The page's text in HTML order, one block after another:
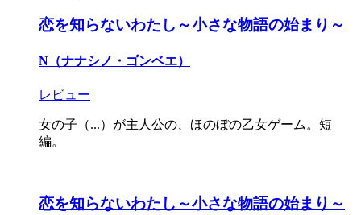
恋を知らないわたし～小さな物語の始まり～
N（ナナシノ・ゴンベエ）
レビュー
女の子（...）が主人公の、ほのぼの乙女ゲーム。短
編。
恋を知らないわたし～小さな物語の始まり～